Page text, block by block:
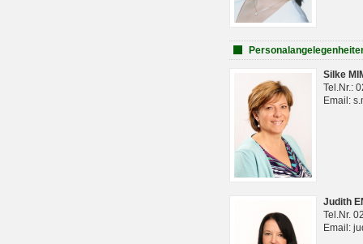
Silke
Tel.Nr.:
Email:
Judith
Tel.Nr.
Email: